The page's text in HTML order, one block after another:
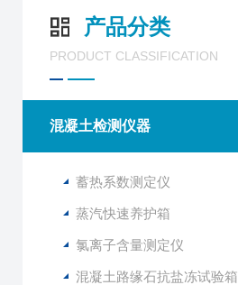
产品分类
PRODUCT CLASSIFICATION
混凝土检测仪器
蓄热系数测定仪
蒸汽快速养护箱
氯离子含量测定仪
混凝土路缘石抗盐冻试验箱